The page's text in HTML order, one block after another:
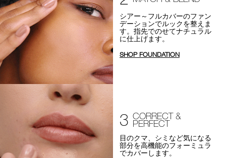
シアー～フルカバーのファン
デーションでルックを整えま
す。指先でのせてナチュラル
に仕上げます。
SHOP FOUNDATION
3 CORRECT &
PERFECT
目のクマ、シミなど気になる
部分を高機能のフォーミュラ
でカバーします。